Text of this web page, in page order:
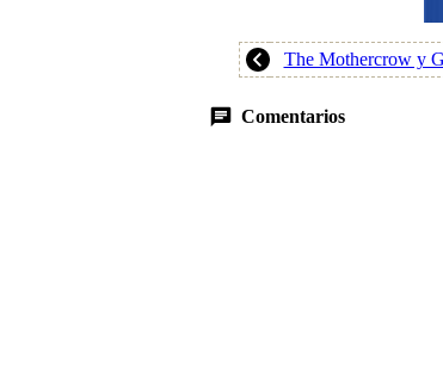
The Mothercrow y
Comentarios